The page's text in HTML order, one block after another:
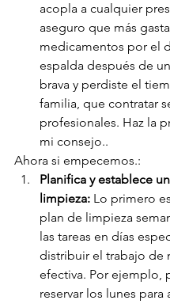
acopla a cualquier
aseguro que más
medicamentos por el
espalda después de
brava y perdiste el
familia, que contratar
profesionales. Haz la
mi consejo..
Ahora si empecemos.:
Planifica y establece
limpieza: Lo primero
plan de limpieza
las tareas en días
distribuir el trabajo de
efectiva. Por ejemplo,
reservar los lunes para